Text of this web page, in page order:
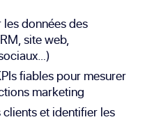
données des
site web,
fiables pour mesurer
marketing
et identifier les